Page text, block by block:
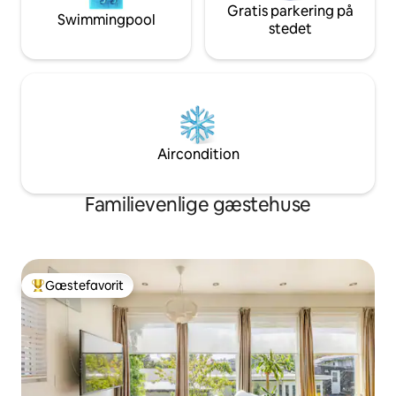
Swimmingpool
Gratis parkering på
stedet
Aircondition
Familievenlige gæstehuse
Bedste gæstefavorit
Gæstefavorit